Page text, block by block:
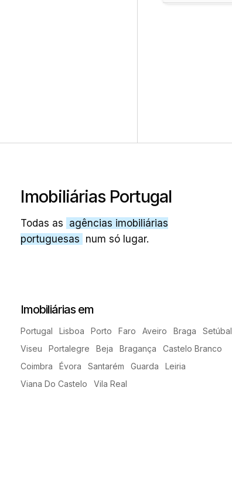
Imobiliárias Portugal
Todas as agências imobiliárias
portuguesas num só lugar.
Imobiliárias em
Portugal Lisboa Porto Faro Aveiro Braga
Setúbal
Viseu
Portalegre Beja Bragança
Castelo Branco
Coimbra
Évora Santarém Guarda
Leiria
Viana Do Castelo
Vila Real